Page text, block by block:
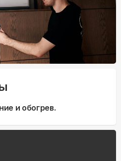
и обогрев.